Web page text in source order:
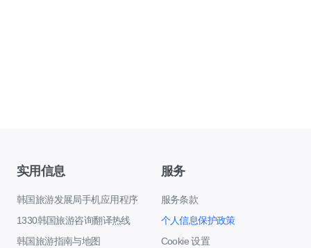
实用信息
韩国旅游发展局手机应用程序
1330韩国旅游咨询翻译热线
韩国旅游指南与地图
服务
服务条款
个人信息保护政策
Cookie 设置